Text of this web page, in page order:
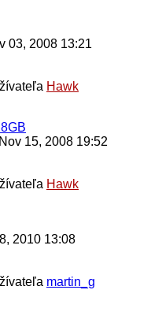
03, 2008 13:21
Hawk
15, 2008 19:52
Hawk
2010 13:08
martin_g